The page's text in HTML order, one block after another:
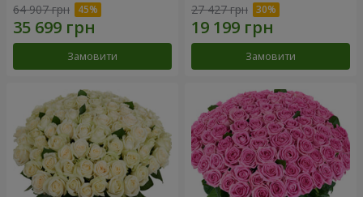
64 907 грн
Замовити
27 427 грн
Замовити